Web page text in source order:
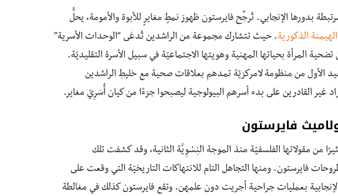
بدورها الإنجابي. تُرجِّح فايرستون ظهورَ نمطٍ مغايرٍ للأبوة والأمومة، يحلُّ
الهيمنة الذكورية. حيث تتشارك مجموعة من الراشدين تُدعَى “الوحدات الأسرية”
المرأة بحياتها المهنية وهويتها الاجتماعيّة في سبيل الأسرة التقليديّة.
الأول من منظومة لامركزيّة تمدهم بعلاقات صحية مع خليطِ الراشدين
غير القادرين على بدء أسرهم البيولوجية ليصبحوا جزءًا من كيان أُسَرِيّ مغاير.
فايرستون
من مقولاتها الفلسفيّة منذ الموجة النِسْوِيَّة الثانية، وقد كشفت تلك
فايرستون. ومنها التجاهل التام للانتهاكات التاريخيّة التي وقعت على
بعمليات جراحية أجريت دون علمهن. وتقع فايرستون كذلك في مغالطة